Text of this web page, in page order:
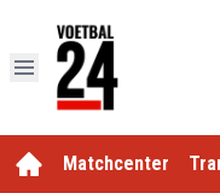
Matchcenter